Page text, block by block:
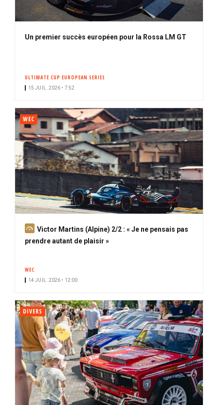
Un premier succès européen pour la Rossa LM GT
ULTIMATE CUP EUROPEAN SERIES
15 JUIL. 2026 • 7:52
WEC
A
b
Victor Martins (Alpine) 2/2 : « Je ne pensais pas
prendre autant de plaisir »
WEC
14 JUIL. 2026 • 12:00
DIVERS